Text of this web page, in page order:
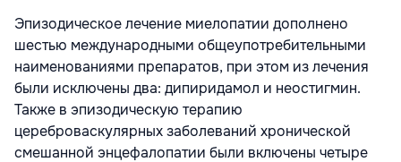
Эпизодическое лечение миелопатии дополнено
шестью международными общеупотребительными
наименованиями препаратов, при этом из лечения
были исключены два: дипиридамол и неостигмин.
Также в эпизодическую терапию
цереброваскулярных заболеваний хронической
смешанной энцефалопатии были включены четыре